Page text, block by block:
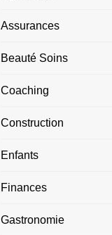
Assurances
Beauté Soins
Coaching
Construction
Enfants
Finances
Gastronomie